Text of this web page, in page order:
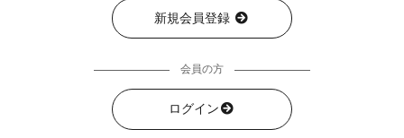
新規会員登録
会員の方
ログイン